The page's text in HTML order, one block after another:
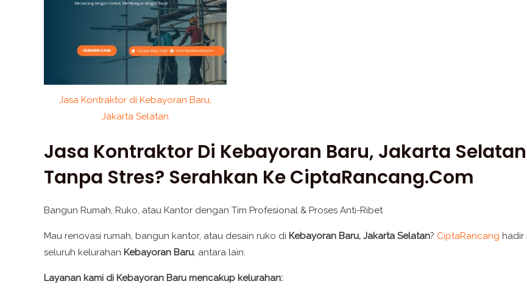
Jasa Kontraktor di Kebayoran Baru,
Jakarta Selatan
Jasa Kontraktor Di Kebayoran Baru, Jakarta
Tanpa Stres? Serahkan Ke CiptaRancang.com
Bangun Rumah, Ruko, atau Kantor dengan Tim Profesional & Proses Anti-Ribet
Mau renovasi rumah, bangun kantor, atau desain ruko di Kebayoran Baru, Jakarta Selatan? CiptaRancang hadir
seluruh kelurahan Kebayoran Baru, antara lain:
Layanan kami di Kebayoran Baru mencakup kelurahan: